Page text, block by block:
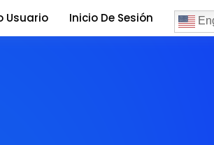
Usuario Inicio De Sesión